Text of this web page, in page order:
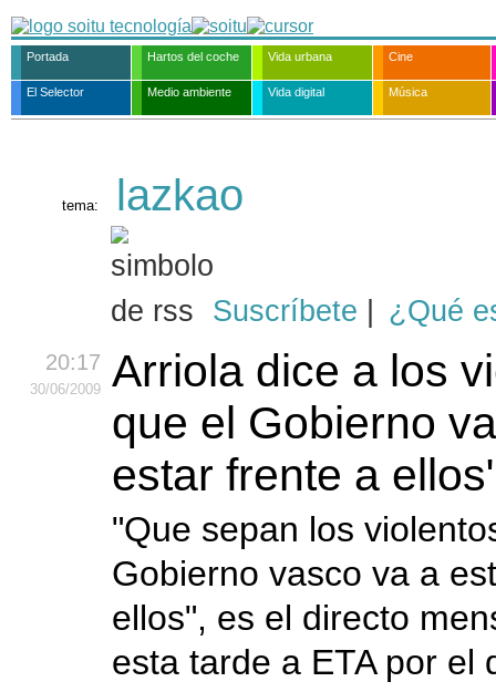
Portada Hartos del coche Vida urbana Cine
El Selector Medio ambiente Vida digital Música
tema: lazkao
Suscríbete ¿Qué
20:17
30/06/2009
Arriola dice a los
que el Gobierno
estar frente a
"Que sepan los
Gobierno vasco va a
ellos", es el directo
esta tarde a ETA por el